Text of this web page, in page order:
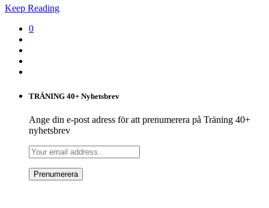
Keep Reading
0
TRÄNING 40+ Nyhetsbrev
Ange din e-post adress för att prenumerera på Träning 40+
nyhetsbrev